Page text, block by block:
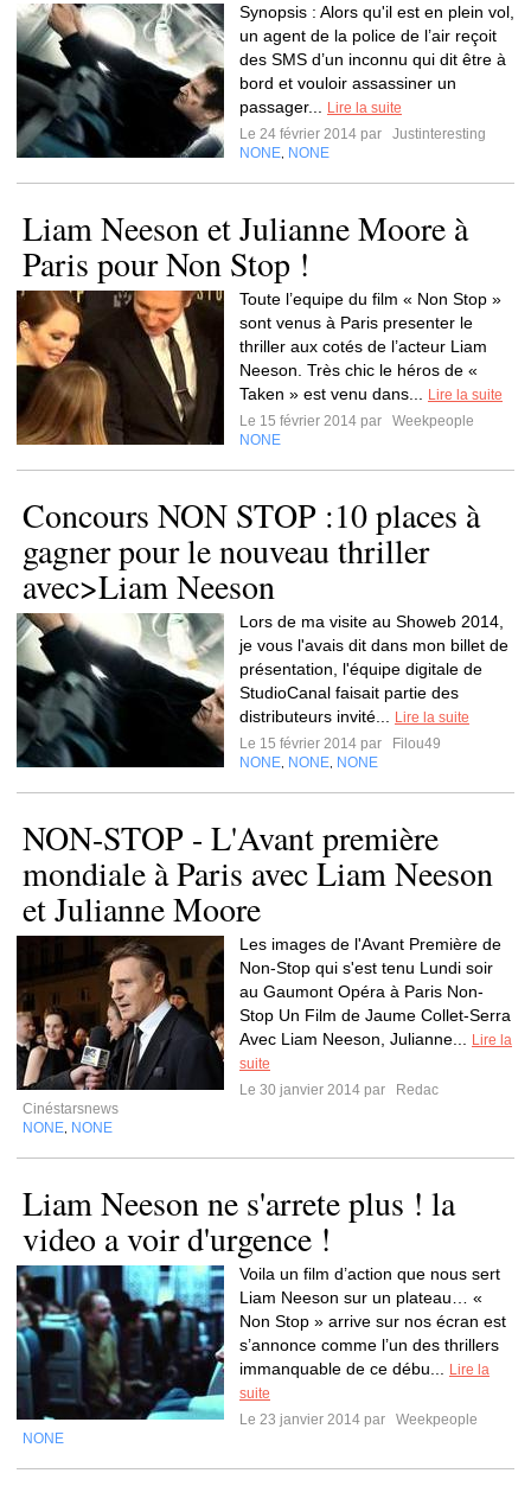
Synopsis : Alors qu'il est en plein vol,
un agent de la police de l’air reçoit
des SMS d’un inconnu qui dit être à
bord et vouloir assassiner un
passager...
Lire la suite
Le 24 février 2014 par
Justinteresting
NONE NONE
Liam Neeson et Julianne Moore à
Paris pour Non Stop !
Toute l’equipe du film « Non Stop »
sont venus à Paris presenter le
thriller aux cotés de l’acteur Liam
Neeson. Très chic le héros de «
Taken » est venu dans...
Lire la suite
Le 15 février 2014 par
Weekpeople
NONE
Concours NON STOP :10 places à
gagner pour le nouveau thriller
avec>Liam Neeson
Lors de ma visite au Showeb 2014,
je vous l'avais dit dans mon billet de
présentation, l'équipe digitale de
StudioCanal faisait partie des
distributeurs invité...
Lire la suite
Le 15 février 2014 par
Filou49
NONE NONE NONE
NON-STOP - L'Avant première
mondiale à Paris avec Liam Neeson
et Julianne Moore
Les images de l'Avant Première de
Non-Stop qui s'est tenu Lundi soir
au Gaumont Opéra à Paris Non-
Stop Un Film de Jaume Collet-Serra
Avec Liam Neeson, Julianne...
Lire la
suite
Le 30 janvier 2014 par
Redac
Cinéstarsnews
NONE NONE
Liam Neeson ne s'arrete plus ! la
video a voir d'urgence !
Voila un film d’action que nous sert
Liam Neeson sur un plateau… «
Non Stop » arrive sur nos écran est
s’annonce comme l’un des thrillers
immanquable de ce débu...
Lire la
suite
Le 23 janvier 2014 par
Weekpeople
NONE